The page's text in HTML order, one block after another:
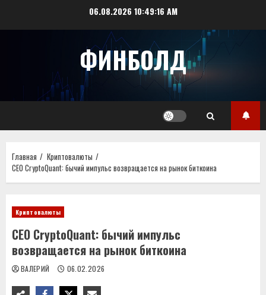
06.08.2026 10:49:16 AM
ФИНБОЛД
Главная
Криптовалюты
CEO CryptoQuant: бычий импульс возвращается на рынок биткоина
Криптовалюты
CEO CryptoQuant: бычий импульс
возвращается на рынок биткоина
ВАЛЕРИЙ 06.02.2026